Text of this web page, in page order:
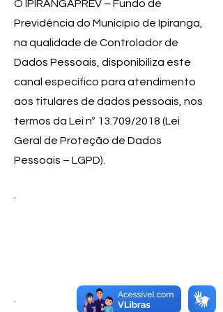
O IPIRANGAPREV – Fundo de
Previdência do Município de Ipiranga,
na qualidade de Controlador de
Dados Pessoais, disponibiliza este
canal específico para atendimento
aos titulares de dados pessoais, nos
termos da Lei nº 13.709/2018 (Lei
Geral de Proteção de Dados
Pessoais – LGPD).